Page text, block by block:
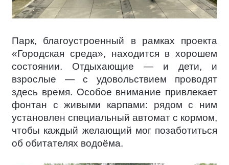
Парк, благоустроенный в рамках проекта
«Городская среда», находится в хорошем
состоянии. Отдыхающие — и дети, и
взрослые — с удовольствием проводят
здесь время. Особое внимание привлекает
фонтан с живыми карпами: рядом с ним
установлен специальный автомат с кормом,
чтобы каждый желающий мог позаботиться
об обитателях водоёма.